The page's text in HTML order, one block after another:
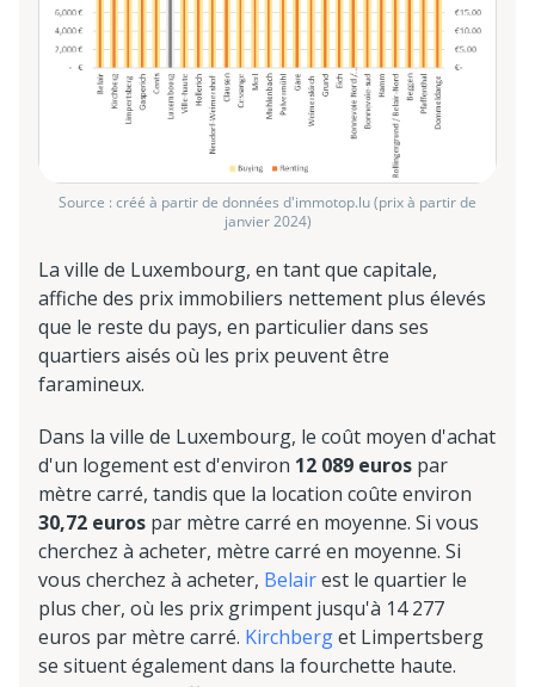
Source : créé à partir de données d'immotop.lu (prix à partir de
janvier 2024)
La ville de Luxembourg, en tant que capitale,
affiche des prix immobiliers nettement plus élevés
que le reste du pays, en particulier dans ses
quartiers aisés où les prix peuvent être
faramineux.
Dans la ville de Luxembourg, le coût moyen d'achat
d'un logement est d'environ 12 089 euros par
mètre carré, tandis que la location coûte environ
30,72 euros par mètre carré en moyenne. Si vous
cherchez à acheter, mètre carré en moyenne. Si
vous cherchez à acheter, Belairest le quartier le
plus cher, où les prix grimpent jusqu'à 14 277
euros par mètre carré. Kirchberget Limpertsberg
se situent également dans la fourchette haute.